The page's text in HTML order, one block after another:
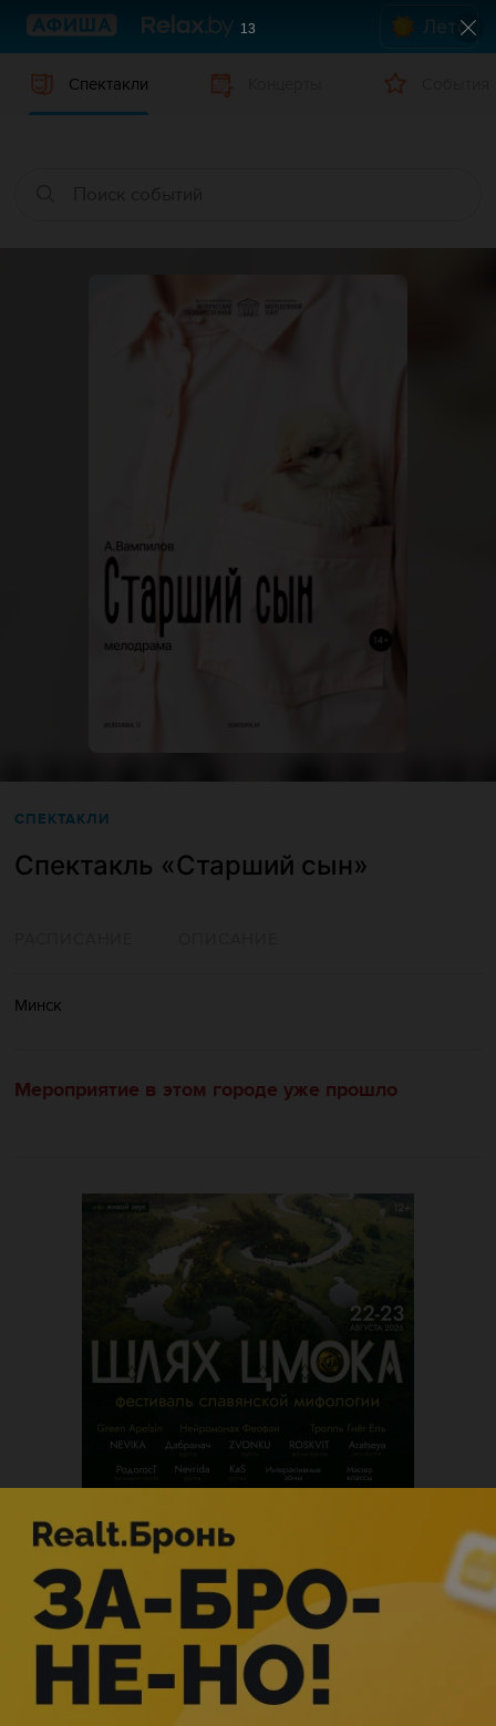
Лето
Спектакли
СПЕКТАКЛИ
Спектакль «‎Старший сын»‎
Минск
Мероприятие в этом городе уже прошло
Описание
«Старший сын» — известная пьеса Александра
Вампилова. Мелодрама о случайных встречах и
неожиданных поворотах судьбы, в которой
переплетаются темы любви, лжи и человеческих
отношений. Глубокая история о поисках себя и о том,
как важно быть честным с собой и с окружающими.
12